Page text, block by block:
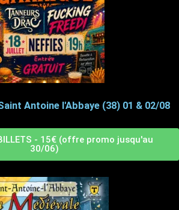
Antoine l'Abbaye (38) 01 & 02/08
BILLETS - 15€ (offre promo jusqu'au
30/06)